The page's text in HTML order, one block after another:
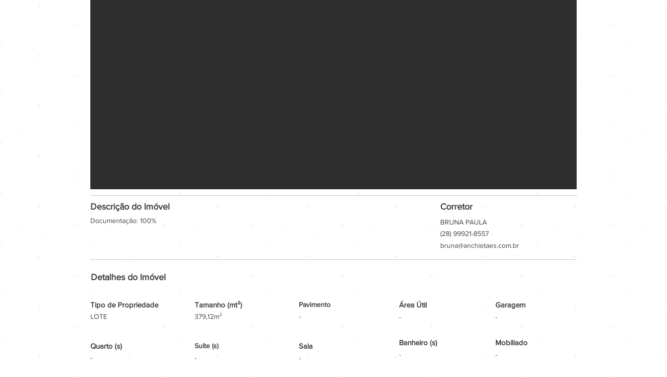
Descrição do Imóvel
Documentação: 100%
Corretor
BRUNA PAULA
(28) 99921-8557
bruna@anchietaes.com.br
Detalhes do Imóvel
Tipo de Propriedade
LOTE
Quarto (s)
-
Tamanho (mt²)
379,12m²
Suíte (s)
-
Pavimento
-
Área Útil
-
Garagem
-
Sala
-
Banheiro (s)
-
Mobiliado
-